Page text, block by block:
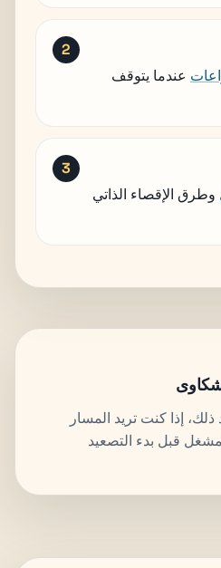
عندما يتوقف
وطرق الإقصاء الذاتي
ذلك، إذا كنت تريد المسار
قبل بدء التصعيد